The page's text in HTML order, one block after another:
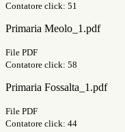
Contatore click: 51
Primaria Meolo_1.pdf
File PDF
Contatore click: 58
Primaria Fossalta_1.pdf
File PDF
Contatore click: 44